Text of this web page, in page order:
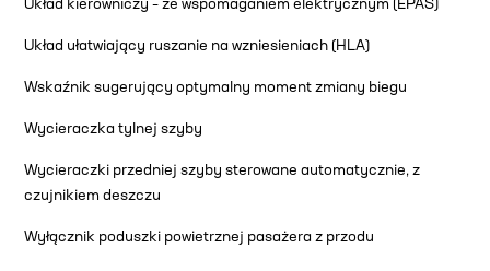
Układ kierowniczy – ze wspomaganiem elektrycznym (EPAS)
Układ ułatwiający ruszanie na wzniesieniach (HLA)
Wskaźnik sugerujący optymalny moment zmiany biegu
Wycieraczka tylnej szyby
Wycieraczki przedniej szyby sterowane automatycznie, z
czujnikiem deszczu
Wyłącznik poduszki powietrznej pasażera z przodu